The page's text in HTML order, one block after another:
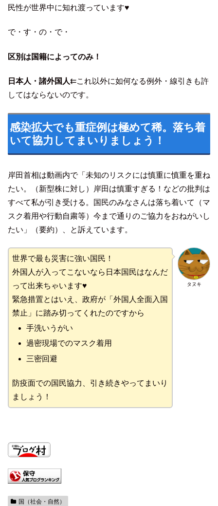
民性が世界中に知れ渡っています♥
で・す・の・で・
区別は国籍によってのみ！
日本人・諸外国人⇇これ以外に如何なる例外・線引きも許
してはならないのです。
感染拡大でも重症例は極めて稀。落ち着
いて協力してまいりましょう！
岸田首相は動画内で「未知のリスクには慎重に慎重を重ね
たい。（新型株に対し）岸田は慎重すぎる！などの批判は
すべて私が引き受ける。国民のみなさんは落ち着いて（マ
スク着用や行動自粛等）今まで通りのご協力をおねがいし
たい」（要約）、と訴えています。
タヌキ
世界で最も災害に強い国民！
外国人が入ってこないなら日本国民はなんだ
って出来ちゃいます♥
緊急措置とはいえ、政府が「外国人全面入国
禁止」に踏み切ってくれたのですから
手洗いうがい
過密現場でのマスク着用
三密回避
防疫面での国民協力、引き続きやってまいり
ましょう！
国（社会・自然）